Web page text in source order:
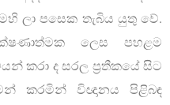
ලා පසෙක තැබිය යුතු වේ.
ලෙස පහළම
කරා ද සරල ප්‍රතීකයේ සිට
කරමින් විඥානය පිළිබඳ